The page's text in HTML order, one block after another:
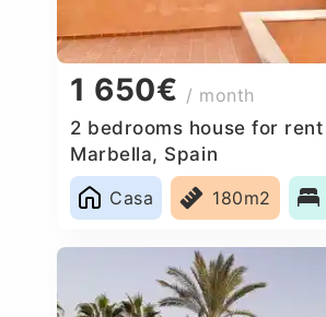
1 650€ / month
2 bedrooms house for rent
Marbella, Spain
Casa
180m2